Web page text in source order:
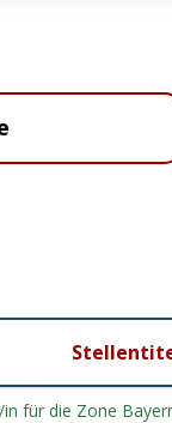
für die Zone